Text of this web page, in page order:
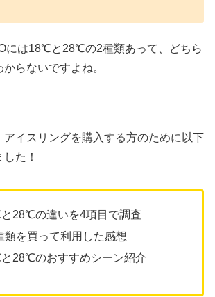
には18℃と28℃の2種類あって、どちら
らないですよね。
イスリングを購入する方のために以下
た！
28℃の違いを4項目で調査
類を買って利用した感想
28℃のおすすめシーン紹介